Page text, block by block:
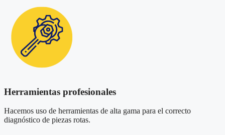
Herramientas profesionales
Hacemos uso de herramientas de alta gama para el correcto
diagnóstico de piezas rotas.